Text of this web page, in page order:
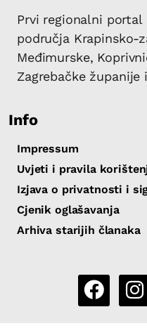
Prvi regionalni
područja Krapinsko-
Međimurske,
Zagrebačke županije
Info
Impressum
Uvjeti i pravila
Izjava o privatnosti i
Cjenik oglašavanja
Arhiva starijih članaka